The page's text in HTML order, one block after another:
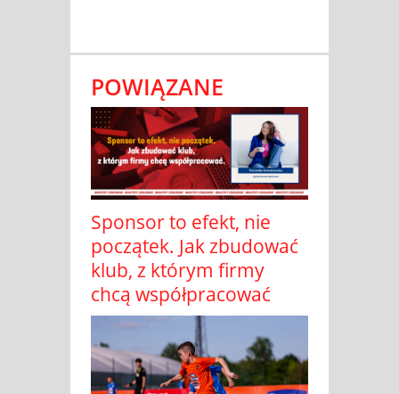
POWIĄZANE
Sponsor to efekt, nie
początek. Jak zbudować
klub, z którym firmy
chcą współpracować